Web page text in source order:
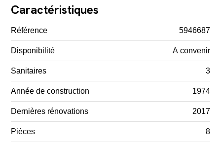
Caractéristiques
Référence 5946687
Disponibilité A convenir
Sanitaires 3
Année de construction 1974
Dernières rénovations 2017
Pièces 8